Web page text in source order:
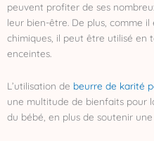
peuvent profiter de ses
leur bien-être. De plus, comme
chimiques, il peut être utilisé en
enceintes.
L’utilisation de beurre de karité
une multitude de bienfaits pour
du bébé, en plus de soutenir